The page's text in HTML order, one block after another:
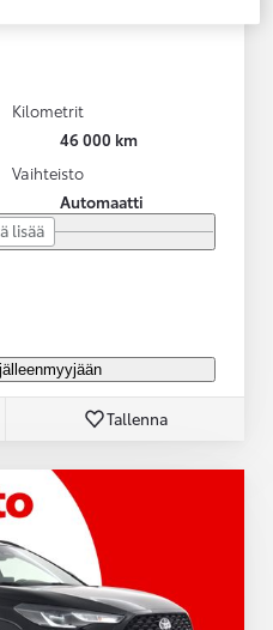
Kilometrit
46 000 km
Vaihteisto
Automaatti
lisää
Tallenna